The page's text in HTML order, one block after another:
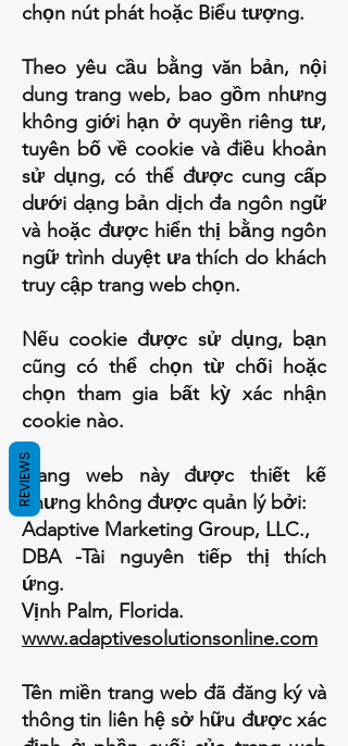
chọn nút phát hoặc Biểu tượng.
Theo yêu cầu bằng văn bản, nội
dung trang web, bao gồm nhưng
không giới hạn ở quyền riêng tư,
tuyên bố về cookie và điều khoản
sử dụng, có thể được cung cấp
dưới dạng bản dịch đa ngôn ngữ
và hoặc được hiển thị bằng ngôn
ngữ trình duyệt ưa thích do khách
truy cập trang web chọn.
Nếu cookie được sử dụng, bạn
cũng có thể chọn từ chối hoặc
chọn tham gia bất kỳ xác nhận
cookie nào.
Trang web này được thiết kế
nhưng không được quản lý bởi:
Adaptive Marketing Group, LLC.,
DBA -Tài nguyên tiếp thị thích
ứng.
Vịnh Palm, Florida.
www.adaptivesolutionsonline.com
Tên miền trang web đã đăng ký và
thông tin liên hệ sở hữu được xác
REVIEWS